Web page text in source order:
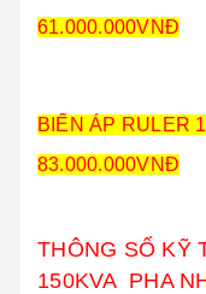
61.000.000VNĐ
BIẾN ÁP RULER
83.000.000VNĐ
THÔNG SỐ KỸ
150KVA PHA